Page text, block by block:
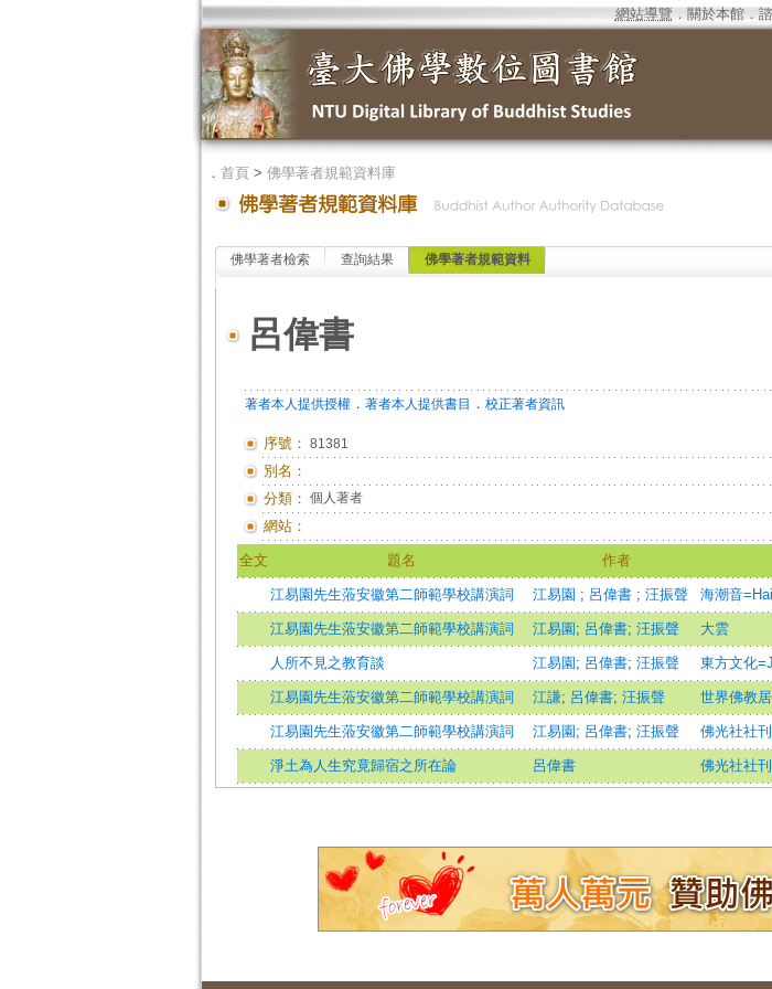
網站導覽 ． 關於本館．
． 首頁> 佛學著者規範資料庫
佛學著者檢索 查詢結果 佛學著者規範資料
呂偉書
著者本人提供授權． 著者本人提供書目 ． 校正著者資訊
序號： 81381
別名：
分類： 個人著者
網站：
全文 題名 作者
江易園先生蒞安徽第二師範學校講演詞 江易園 ; 呂偉書 ; 汪振聲 海潮音
江易園先生蒞安徽第二師範學校講演詞 江易園 ; 呂偉書; 汪振聲 大雲
人所不見之教育談 江易園 ; 呂偉書; 汪振聲 東方文化
江易園先生蒞安徽第二師範學校講演詞 江謙; 呂偉書; 汪振聲 世界佛教
江易園先生蒞安徽第二師範學校講演詞 江易園 ; 呂偉書; 汪振聲 佛光社社刊
淨土為人生究竟歸宿之所在論 呂偉書 佛光社社刊